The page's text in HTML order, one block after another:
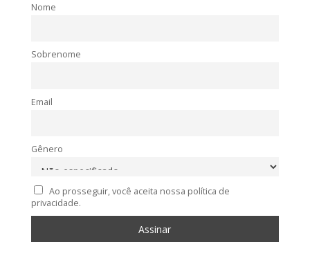
Nome
Sobrenome
Email
Gênero
Ao prosseguir, você aceita nossa política de
privacidade.